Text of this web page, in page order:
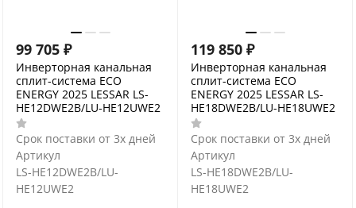
99 705 ₽
Инверторная канальная
сплит-система ECO
ENERGY 2025 LESSAR LS-
HE12DWE2B/LU-HE12UWE2
Срок поставки от 3х дней
Артикул
LS-HE12DWE2B/LU-
HE12UWE2
119 850 ₽
Инверторная канальная
сплит-система ECO
ENERGY 2025 LESSAR LS-
HE18DWE2B/LU-HE18UWE2
Срок поставки от 3х дней
Артикул
LS-HE18DWE2B/LU-
HE18UWE2